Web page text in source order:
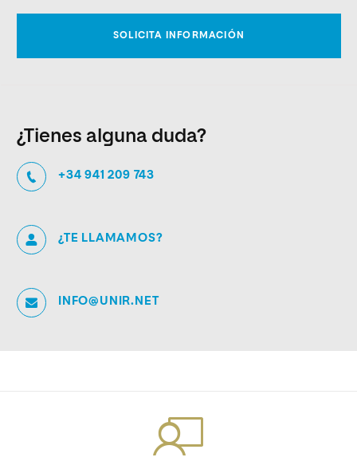
¿Tienes alguna duda?
+34 941 209 743
¿TE LLAMAMOS?
INFO@UNIR.NET